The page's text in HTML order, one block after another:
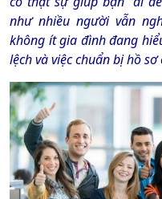
như nhiều người vẫn
không ít gia đình đang
lệch và việc chuẩn bị hồ